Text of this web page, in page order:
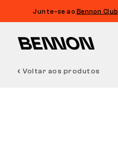
Junte-se ao Bennon Club
Voltar aos produtos